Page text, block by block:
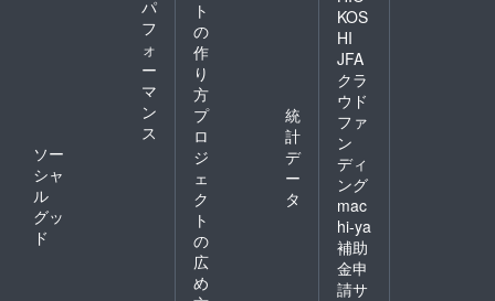
パ
フ
ォ
ー
マ
ン
ス
ソー
シャ
ル
グッ
ド
ト
の
作
り
方
プ
ロ
ジ
ェ
ク
ト
の
広
め
統
計
デ
ー
タ
KOS
HI
JFA
クラ
ウド
ファ
ン
ディ
ング
mac
hi-ya
補助
金申
請サ